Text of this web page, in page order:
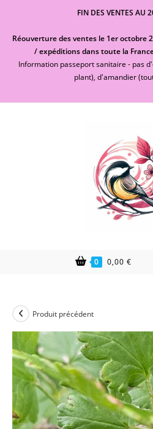
content
FIN DES VENTES AU
Réouverture des ventes le 1er octobre
/ expéditions dans toute la
Information passeport sanitaire - pas
plant), d'amandier
0 0,00 €
Produit précédent